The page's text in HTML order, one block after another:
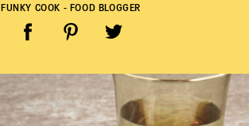
FUNKY COOK - FOOD BLOGGER